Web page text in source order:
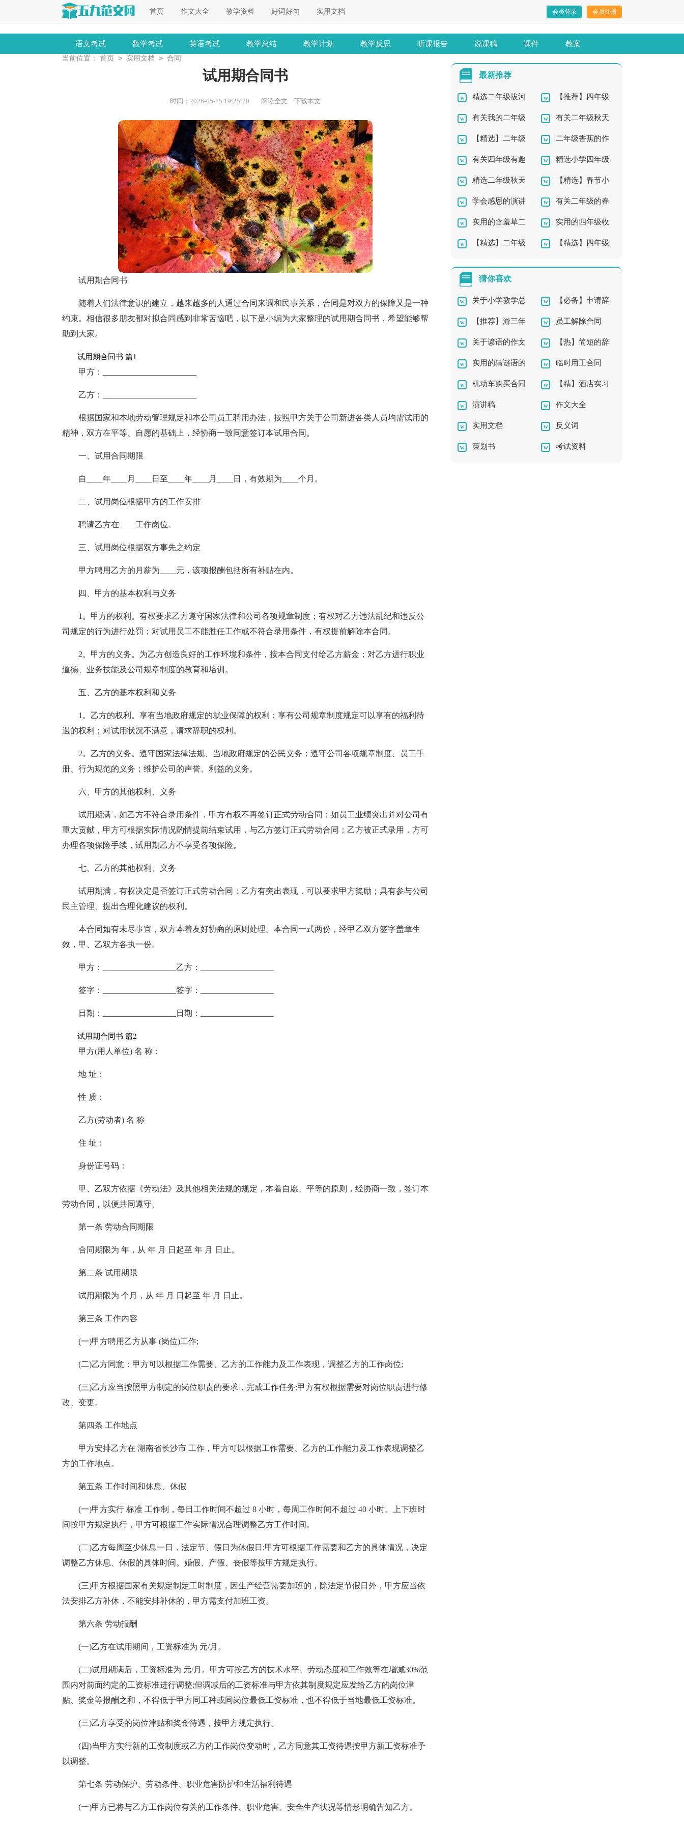
首页 作文大全 教学资料 好词好句 实用文档 会员登录 会员注册
语文考试 数学考试 英语考试 教学总结 教学计划 教学反思 听课报告 说课稿 课件 教案
当前位置： 首页 > 实用文档 > 合同
试用期合同书
时间：2026-05-15 19:25:20 阅读全文 下载本文
试用期合同书
随着人们法律意识的建立，越来越多的人通过合同来调和民事关系，合同是对双方的保障又是一种
约束。相信很多朋友都对拟合同感到非常苦恼吧，以下是小编为大家整理的试用期合同书，希望能够帮
助到大家。
试用期合同书 篇1
甲方：_______________________
乙方：_______________________
根据国家和本地劳动管理规定和本公司员工聘用办法，按照甲方关于公司新进各类人员均需试用的
精神，双方在平等、自愿的基础上，经协商一致同意签订本试用合同。
一、试用合同期限
自____年____月____日至____年____月____日，有效期为____个月。
二、试用岗位根据甲方的工作安排
聘请乙方在____工作岗位。
三、试用岗位根据双方事先之约定
甲方聘用乙方的月薪为____元，该项报酬包括所有补贴在内。
四、甲方的基本权利与义务
1。甲方的权利。有权要求乙方遵守国家法律和公司各项规章制度；有权对乙方违法乱纪和违反公
司规定的行为进行处罚；对试用员工不能胜任工作或不符合录用条件，有权提前解除本合同。
2。甲方的义务。为乙方创造良好的工作环境和条件，按本合同支付给乙方薪金；对乙方进行职业
道德、业务技能及公司规章制度的教育和培训。
五、乙方的基本权利和义务
1。乙方的权利。享有当地政府规定的就业保障的权利；享有公司规章制度规定可以享有的福利待
遇的权利；对试用状况不满意，请求辞职的权利。
2。乙方的义务。遵守国家法律法规、当地政府规定的公民义务；遵守公司各项规章制度、员工手
册、行为规范的义务；维护公司的声誉、利益的义务。
六、甲方的其他权利、义务
试用期满，如乙方不符合录用条件，甲方有权不再签订正式劳动合同；如员工业绩突出并对公司有
重大贡献，甲方可根据实际情况酌情提前结束试用，与乙方签订正式劳动合同；乙方被正式录用，方可
办理各项保险手续，试用期乙方不享受各项保险。
七、乙方的其他权利、义务
试用期满，有权决定是否签订正式劳动合同；乙方有突出表现，可以要求甲方奖励；具有参与公司
民主管理、提出合理化建议的权利。
本合同如有未尽事宜，双方本着友好协商的原则处理。本合同一式两份，经甲乙双方签字盖章生
效，甲、乙双方各执一份。
甲方：__________________乙方：__________________
签字：__________________签字：__________________
日期：__________________日期：__________________
试用期合同书 篇2
甲方(用人单位) 名 称：
地 址：
性 质：
乙方(劳动者) 名 称
住 址：
身份证号码：
甲、乙双方依据《劳动法》及其他相关法规的规定，本着自愿、平等的原则，经协商一致，签订本
劳动合同，以便共同遵守。
第一条 劳动合同期限
合同期限为 年，从 年 月 日起至 年 月 日止。
第二条 试用期限
试用期限为 个月，从 年 月 日起至 年 月 日止。
第三条 工作内容
(一)甲方聘用乙方从事 (岗位)工作;
(二)乙方同意：甲方可以根据工作需要、乙方的工作能力及工作表现，调整乙方的工作岗位;
(三)乙方应当按照甲方制定的岗位职责的要求，完成工作任务;甲方有权根据需要对岗位职责进行修
改、变更。
第四条 工作地点
甲方安排乙方在 湖南省长沙市 工作，甲方可以根据工作需要、乙方的工作能力及工作表现调整乙
方的工作地点。
第五条 工作时间和休息、休假
(一)甲方实行 标准 工作制，每日工作时间不超过 8 小时，每周工作时间不超过 40 小时。上下班时
间按甲方规定执行，甲方可根据工作实际情况合理调整乙方工作时间。
(二)乙方每周至少休息一日，法定节、假日为休假日;甲方可根据工作需要和乙方的具体情况，决定
调整乙方休息、休假的具体时间。婚假、产假、丧假等按甲方规定执行。
(三)甲方根据国家有关规定制定工时制度，因生产经营需要加班的，除法定节假日外，甲方应当依
法安排乙方补休，不能安排补休的，甲方需支付加班工资。
第六条 劳动报酬
(一)乙方在试用期间，工资标准为 元/月。
(二)试用期满后，工资标准为 元/月。甲方可按乙方的技术水平、劳动态度和工作效等在增减30%范
围内对前面约定的工资标准进行调整;但调减后的工资标准与甲方依其制度规定应发给乙方的岗位津
贴、奖金等报酬之和，不得低于甲方同工种或同岗位最低工资标准，也不得低于当地最低工资标准。
(三)乙方享受的岗位津贴和奖金待遇，按甲方规定执行。
(四)当甲方实行新的工资制度或乙方的工作岗位变动时，乙方同意其工资待遇按甲方新工资标准予
以调整。
第七条 劳动保护、劳动条件、职业危害防护和生活福利待遇
(一)甲方已将与乙方工作岗位有关的工作条件、职业危害、安全生产状况等情形明确告知乙方。
最新推荐
精选二年级拔河
作文300字4篇
【推荐】四年级
记事作文锦集十篇
有关我的二年级
作文300字汇总5篇
有关二年级秋天
作文4篇
【精选】二年级
想象作文汇编六篇
二年级香蕉的作
文锦集八篇
有关四年级有趣
的作文4篇
精选小学四年级
秋天作文300字合集9
篇
精选二年级秋天
作文300字5篇
【精选】春节小
学四年级作文集锦9篇
学会感恩的演讲
稿15篇
有关二年级的春
天作文四篇
实用的含羞草二
年级作文300字4篇
实用的四年级收
获作文300字合集10篇
【精选】二年级 【精选】四年级
猜你喜欢
关于小学教学总
结模板集合7篇
【必备】申请辞
职报告三篇
【推荐】游三年
级作文3篇
员工解除合同
关于谚语的作文
合集6篇
【热】简短的辞
职报告
实用的猜谜语的
作文10篇
临时用工合同
（通用14篇）
机动车购买合同 【精】酒店实习
报告
演讲稿 作文大全
实用文档 反义词
策划书 考试资料